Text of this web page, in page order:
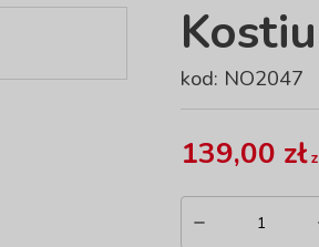
kod: NO2047
139,00 złz